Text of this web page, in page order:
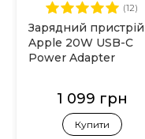
(12)
Зарядний пристрій
Apple 20W USB-C
Power Adapter
1 099 грн
Купити